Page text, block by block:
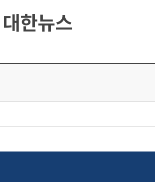
대한뉴스